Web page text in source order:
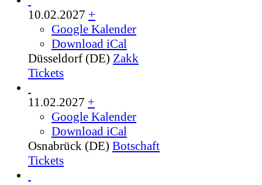
10.02.2027 +
Google Kalender
Download iCal
Düsseldorf (DE) Zakk
Tickets
11.02.2027 +
Google Kalender
Download iCal
Osnabrück (DE) Botschaft
Tickets